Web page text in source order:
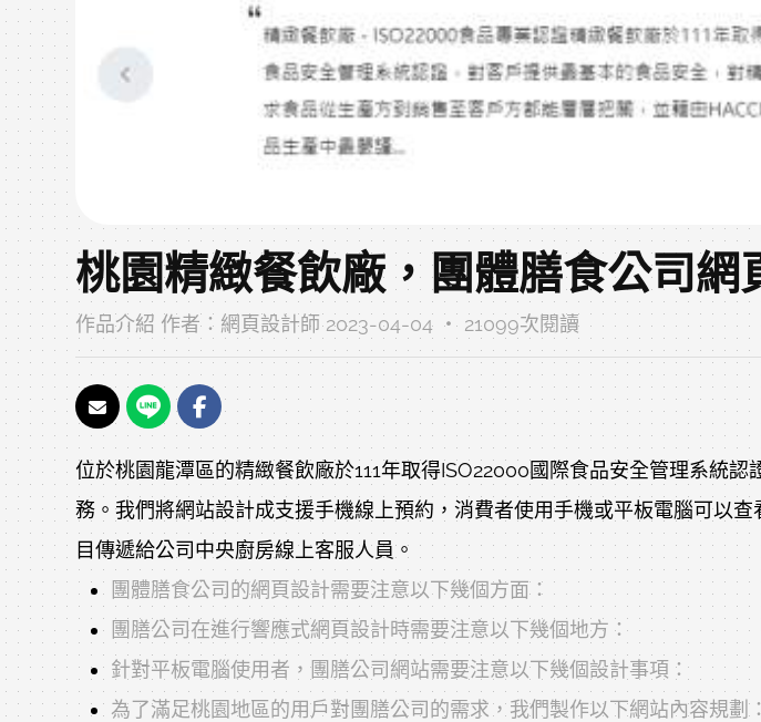
桃園精緻餐飲廠，團體膳食公司網
作品介紹 作者： 網頁設計師 2023-04-04 ‧ 21099次閱讀
位於桃園龍潭區的精緻餐飲廠於111年取得ISO22000國際食品安全管理系統
務。我們將網站設計成支援手機線上預約，消費者使用手機或平板電腦可以
目傳遞給公司中央廚房線上客服人員。
團體膳食公司的網頁設計需要注意以下幾個方面：
團膳公司在進行響應式網頁設計時需要注意以下幾個地方：
針對平板電腦使用者，團膳公司網站需要注意以下幾個設計事項：
為了滿足桃園地區的用戶對團膳公司的需求，我們製作以下網站內容規劃：